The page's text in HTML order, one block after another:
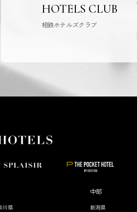
HOTELS CLUB
相鉄ホテルズクラブ
川県
中部
新潟県